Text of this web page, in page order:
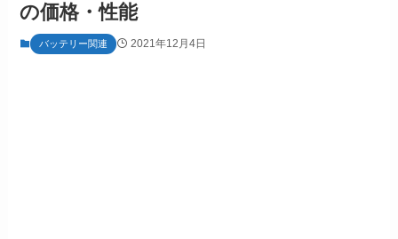
の価格・性能
バッテリー関連 2021年12月4日